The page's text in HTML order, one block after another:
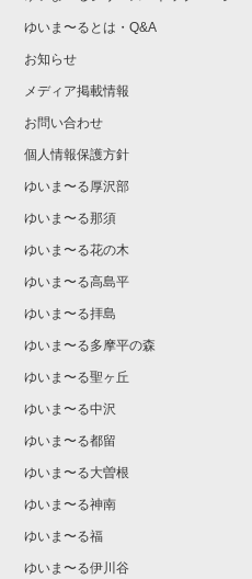
ゆいま〜るとは・Q&A
お知らせ
メディア掲載情報
お問い合わせ
個人情報保護方針
ゆいま〜る厚沢部
ゆいま〜る那須
ゆいま〜る花の木
ゆいま〜る高島平
ゆいま〜る拝島
ゆいま〜る多摩平の森
ゆいま〜る聖ヶ丘
ゆいま〜る中沢
ゆいま〜る都留
ゆいま〜る大曽根
ゆいま〜る神南
ゆいま〜る福
ゆいま〜る伊川谷